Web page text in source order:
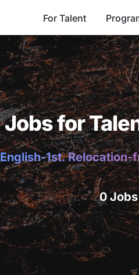
For Talent
Jobs for
English-1st.
0